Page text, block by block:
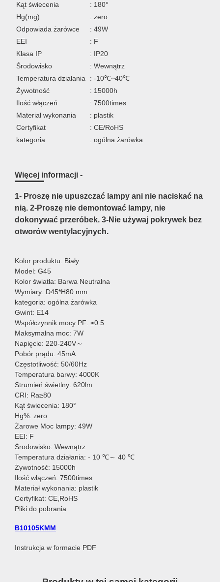
Kąt świecenia
: 180°
Hg(mg)
: zero
Odpowiada żarówce
: 49W
EEI
: F
Klasa IP
: IP20
Środowisko
: Wewnątrz
Temperatura działania
: -10℃~40℃
Żywotność
: 15000h
Ilość włączeń
: 7500times
Materiał wykonania
: plastik
Certyfikat
: CE/RoHS
kategoria
: ogólna żarówka
Więcej informacji -
1- Proszę nie upuszczać lampy ani nie naciskać na
nią. 2-Proszę nie demontować lampy, nie
dokonywać przeróbek. 3-Nie używaj pokrywek bez
otworów wentylacyjnych.
Kolor produktu: Biały
Model: G45
Kolor światła: Barwa Neutralna
Wymiary: D45*H80 mm
kategoria: ogólna żarówka
Gwint: E14
Współczynnik mocy PF: ≥0.5
Maksymalna moc: 7W
Napięcie: 220-240V～
Pobór prądu: 45mA
Częstotliwość: 50/60Hz
Temperatura barwy: 4000K
Strumień świetlny: 620lm
CRI: Ra≥80
Kąt świecenia: 180°
Hg%: zero
Żarowe Moc lampy: 49W
EEI: F
Środowisko: Wewnątrz
Temperatura działania: - 10 ℃～ 40 ℃
Żywotność: 15000h
Ilość włączeń: 7500times
Materiał wykonania: plastik
Certyfikat: CE,RoHS
Pliki do pobrania
B10105KMM
Instrukcja w formacie PDF